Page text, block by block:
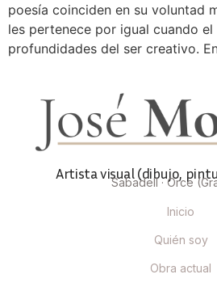
poesía coinciden en su voluntad
les pertenece por igual cuando
profundidades del ser creativo.
Artista visual (dibujo,
Sabadell · Orce
Inicio
Quién soy
Obra actual